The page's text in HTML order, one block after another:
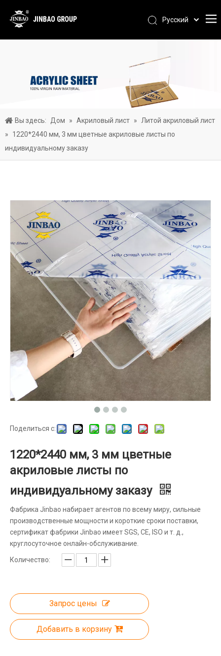
Pусский
简体中文
English
Вы здесь: Дом » Акриловый лист »
Литой акриловый лист
»
1220*2440 мм, 3 мм цветные акриловые листы по
индивидуальному заказу
Поделиться с:
1220*2440 мм, 3 мм цветные
акриловые листы по
индивидуальному заказу
Фабрика Jinbao набирает агентов по всему миру, сильные
производственные мощности и короткие сроки поставки,
сертификат фабрики Jinbao имеет SGS, CE, ISO и т. д.,
круглосуточное онлайн-обслуживание.
Количество:
Запрос цены
Добавить в корзину